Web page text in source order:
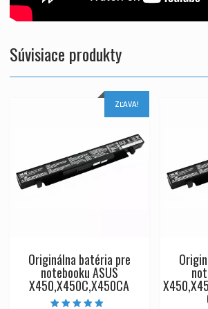
Súvisiace produkty
ZĽAVA!
Originálna batéria pre
notebooku ASUS
X450,X450C,X450CA